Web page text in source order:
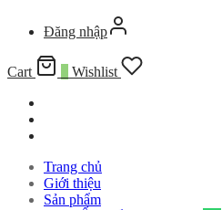
Đăng nhập
Cart Wishlist
Trang chủ
Giới thiệu
Sản phẩm